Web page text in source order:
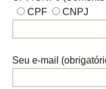
CPF
CNPJ
Seu e-mail